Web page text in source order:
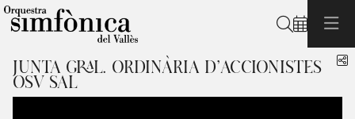
Buscar
JUNTA GRAL. ORDINÀRIA D’ACCIONISTES
OSV SAL